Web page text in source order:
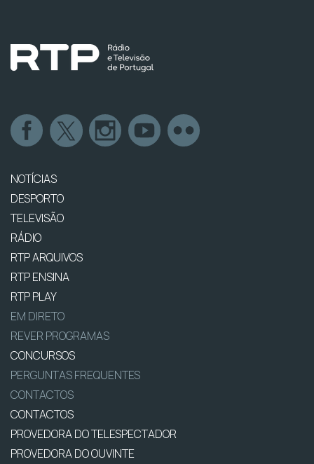
NOTÍCIAS
DESPORTO
TELEVISÃO
RÁDIO
RTP ARQUIVOS
RTP ENSINA
RTP PLAY
EM DIRETO
REVER PROGRAMAS
CONCURSOS
PERGUNTAS FREQUENTES
CONTACTOS
CONTACTOS
PROVEDORA DO TELESPECTADOR
PROVEDORA DO OUVINTE